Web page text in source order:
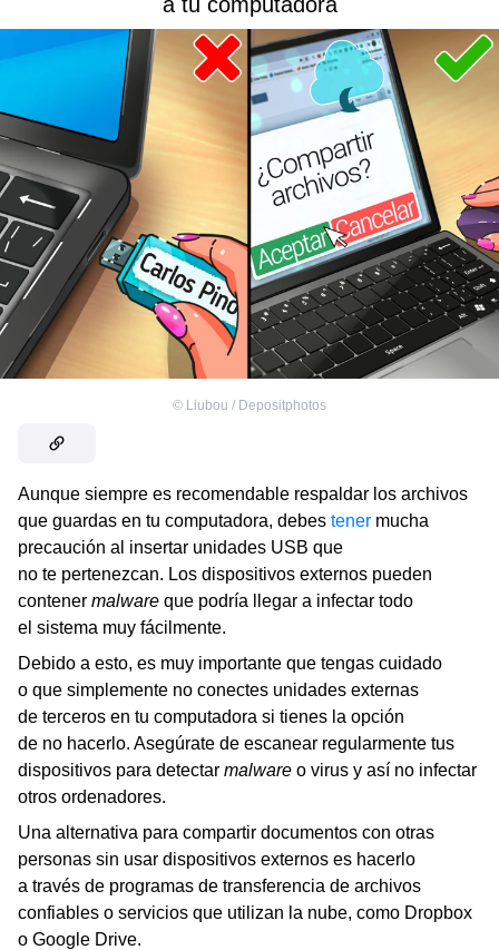
© Liubou / Depositphotos
Aunque siempre es recomendable respaldar los archivos
que guardas en tu computadora, debes tener mucha
precaución al insertar unidades USB que
no te pertenezcan. Los dispositivos externos pueden
contener malware que podría llegar a infectar todo
el sistema muy fácilmente.
Debido a esto, es muy importante que tengas cuidado
o que simplemente no conectes unidades externas
de terceros en tu computadora si tienes la opción
de no hacerlo. Asegúrate de escanear regularmente tus
dispositivos para detectar malware o virus y así no infectar
otros ordenadores.
Una alternativa para compartir documentos con otras
personas sin usar dispositivos externos es hacerlo
a través de programas de transferencia de archivos
confiables o servicios que utilizan la nube, como Dropbox
o Google Drive.